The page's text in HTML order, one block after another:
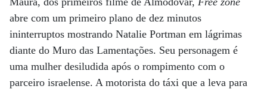
abre com um primeiro plano de dez minutos
ininterruptos mostrando Natalie Portman em lágrimas
diante do Muro das Lamentações. Seu personagem é
uma mulher desiludida após o rompimento com o
parceiro israelense. A motorista do táxi que a leva para